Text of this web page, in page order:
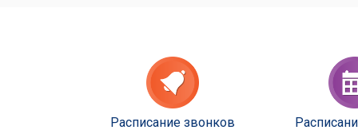
с
т
а
Расписание звонков